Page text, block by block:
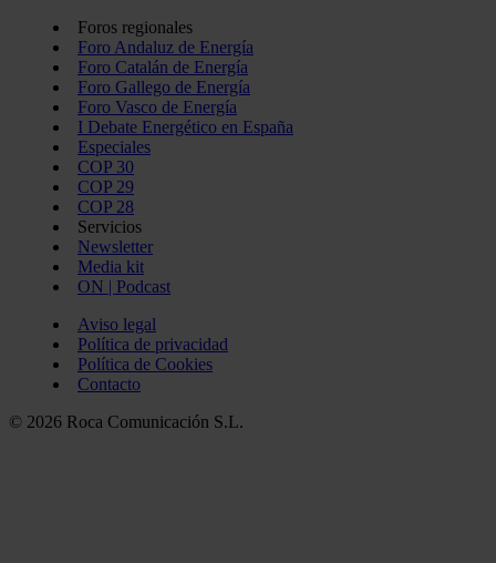
Foros regionales
Foro Andaluz de Energía
Foro Catalán de Energía
Foro Gallego de Energía
Foro Vasco de Energía
I Debate Energético en España
Especiales
COP 30
COP 29
COP 28
Servicios
Newsletter
Media kit
ON | Podcast
Aviso legal
Política de privacidad
Política de Cookies
Contacto
© 2026 Roca Comunicación S.L.